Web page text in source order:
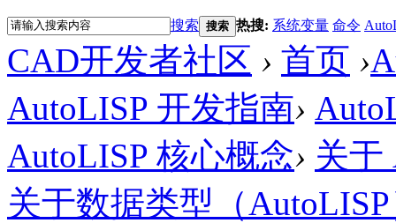
搜索 搜索 热搜: 系统变量 命令
CAD开发者社区 › 首页 ›
AutoLISP 开发指南›
AutoLISP 核心概念› 关于
关于数据类型（